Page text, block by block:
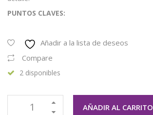
PUNTOS CLAVES:
Añadir a la lista de deseos
Compare
2 disponibles
AÑADIR AL CARRITO